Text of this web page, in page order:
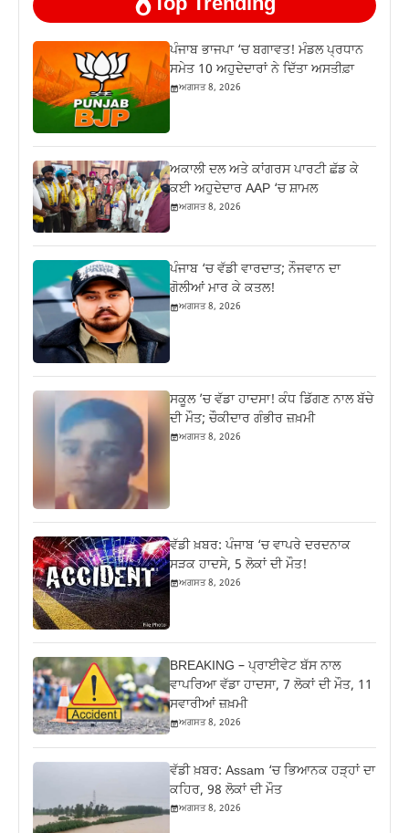
Top Trending
ਪੰਜਾਬ ਭਾਜਪਾ ‘ਚ ਬਗਾਵਤ! ਮੰਡਲ ਪ੍ਰਧਾਨ
ਸਮੇਤ 10 ਅਹੁਦੇਦਾਰਾਂ ਨੇ ਦਿੱਤਾ ਅਸਤੀਫ਼ਾ
ਅਗਸਤ 8, 2026
ਅਕਾਲੀ ਦਲ ਅਤੇ ਕਾਂਗਰਸ ਪਾਰਟੀ ਛੱਡ ਕੇ
ਕਈ ਅਹੁਦੇਦਾਰ AAP ‘ਚ ਸ਼ਾਮਲ
ਅਗਸਤ 8, 2026
ਪੰਜਾਬ ‘ਚ ਵੱਡੀ ਵਾਰਦਾਤ; ਨੌਜਵਾਨ ਦਾ
ਗੋਲੀਆਂ ਮਾਰ ਕੇ ਕਤਲ!
ਅਗਸਤ 8, 2026
ਸਕੂਲ ’ਚ ਵੱਡਾ ਹਾਦਸਾ! ਕੰਧ ਡਿੱਗਣ ਨਾਲ ਬੱਚੇ
ਦੀ ਮੌਤ; ਚੌਕੀਦਾਰ ਗੰਭੀਰ ਜ਼ਖ਼ਮੀ
ਅਗਸਤ 8, 2026
ਵੱਡੀ ਖ਼ਬਰ: ਪੰਜਾਬ ‘ਚ ਵਾਪਰੇ ਦਰਦਨਾਕ
ਸੜਕ ਹਾਦਸੇ, 5 ਲੋਕਾਂ ਦੀ ਮੌਤ!
ਅਗਸਤ 8, 2026
BREAKING – ਪ੍ਰਾਈਵੇਟ ਬੱਸ ਨਾਲ
ਵਾਪਰਿਆ ਵੱਡਾ ਹਾਦਸਾ, 7 ਲੋਕਾਂ ਦੀ ਮੌਤ, 11
ਸਵਾਰੀਆਂ ਜ਼ਖ਼ਮੀ
ਅਗਸਤ 8, 2026
ਵੱਡੀ ਖ਼ਬਰ: Assam ‘ਚ ਭਿਆਨਕ ਹੜ੍ਹਾਂ ਦਾ
ਕਹਿਰ, 98 ਲੋਕਾਂ ਦੀ ਮੌਤ
ਅਗਸਤ 8, 2026